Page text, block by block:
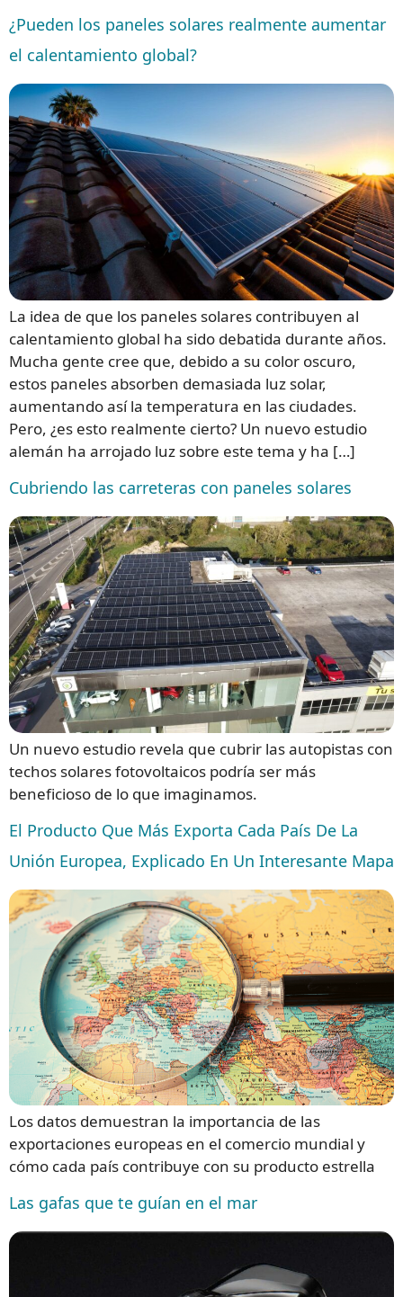
¿Pueden los paneles solares realmente aumentar
el calentamiento global?
La idea de que los paneles solares contribuyen al
calentamiento global ha sido debatida durante años.
Mucha gente cree que, debido a su color oscuro,
estos paneles absorben demasiada luz solar,
aumentando así la temperatura en las ciudades.
Pero, ¿es esto realmente cierto? Un nuevo estudio
alemán ha arrojado luz sobre este tema y ha […]
Cubriendo las carreteras con paneles solares
Un nuevo estudio revela que cubrir las autopistas con
techos solares fotovoltaicos podría ser más
beneficioso de lo que imaginamos.
El Producto Que Más Exporta Cada País De La
Unión Europea, Explicado En Un Interesante Mapa
Los datos demuestran la importancia de las
exportaciones europeas en el comercio mundial y
cómo cada país contribuye con su producto estrella
Las gafas que te guían en el mar